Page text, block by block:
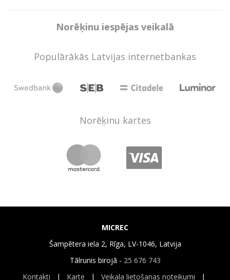
Norēķinu iespējas veikalā
Populārākās Latvijas internetbankas
Norēķinu kartes
MICREC
Šampētera iela 2, Rīga, LV-1046, Latvija
Tālrunis birojā - 25 676 743
Kontakti | Karte | Veikala lietošanas noteikumi |